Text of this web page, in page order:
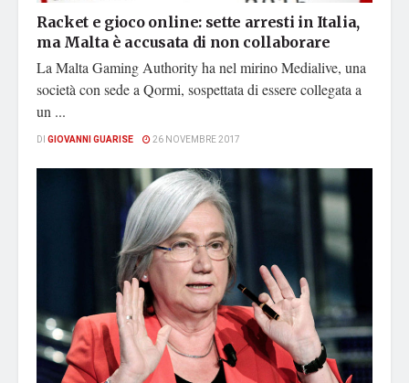
Racket e gioco online: sette arresti in Italia,
ma Malta è accusata di non collaborare
La Malta Gaming Authority ha nel mirino Medialive, una
società con sede a Qormi, sospettata di essere collegata a
un ...
DI GIOVANNI GUARISE 26 NOVEMBRE 2017